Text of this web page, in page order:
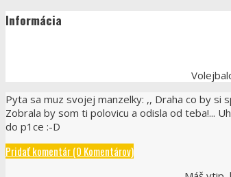
Informácia
Pyta sa muz svojej manzelky: ,, Draha co by si
Zobrala by som ti polovicu a odisla od teba!...
do p1ce :-D
Pridať komentár (0 Komentárov)